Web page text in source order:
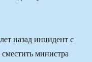
назад инцидент с
министра